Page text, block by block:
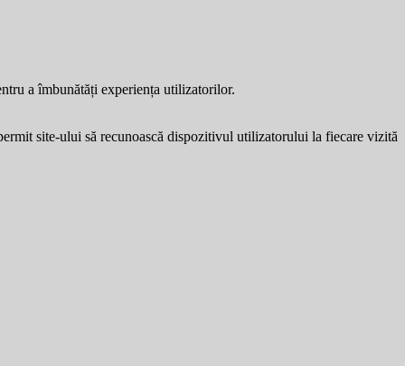
a îmbunătăți experiența utilizatorilor.
site-ului să recunoască dispozitivul utilizatorului la fiecare vizită